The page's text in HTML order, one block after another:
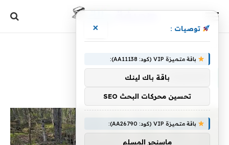
الحشرات
توصيات : ×
باقة متميزة VIP (كود: AA11138):
باقة باك لينك
تحسين محركات البحث SEO
باقة متميزة VIP (كود: AA26790):
ماسنجر المسلم